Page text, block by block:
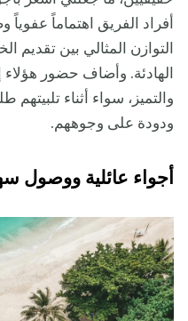
أفراد الفريق اهتماماً
التوازن المثالي بين تقديم
الهادئة. وأضاف حضور هؤلاء
والتميز، سواء أثناء
ودودة على وجوههم.
أجواء عائلية ووصول